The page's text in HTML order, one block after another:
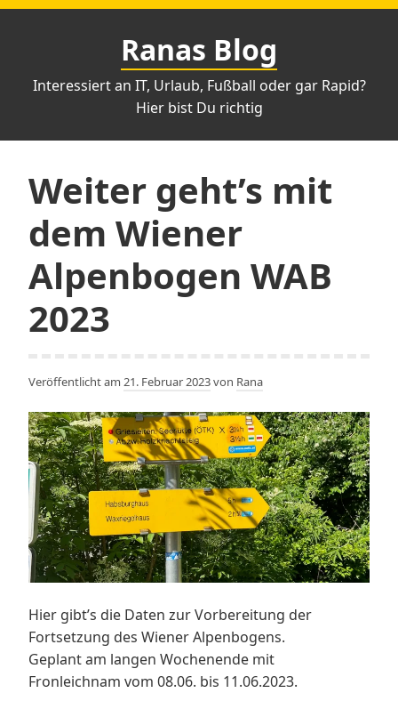
Zum
Ranas Blog
Interessiert an IT, Urlaub, Fußball oder gar Rapid?
Hier bist Du richtig
Weiter geht’s mit
dem Wiener
Alpenbogen WAB
2023
Veröffentlicht am 21. Februar 2023von Rana
Hier gibt’s die Daten zur Vorbereitung der
Fortsetzung des Wiener Alpenbogens.
Geplant am langen Wochenende mit
Fronleichnam vom 08.06. bis 11.06.2023.